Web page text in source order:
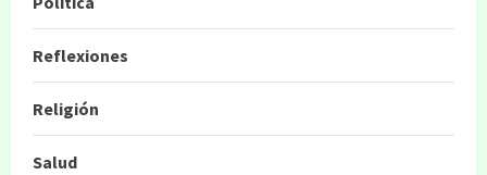
Reflexiones
Religión
Salud